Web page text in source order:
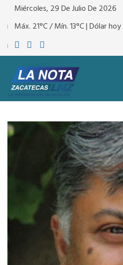
Miércoles, 29 De Julio De 2026
Máx. 21°C / Mín. 13°C | Dólar